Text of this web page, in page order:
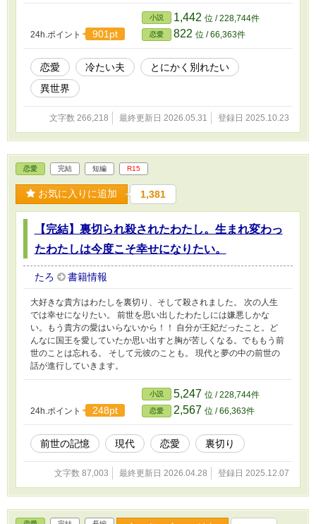
しに耐えていた。 そして、卒業を控え「離縁して欲しい」その言
葉を何度となく夫に告げた。 ✴︎今回は短めの話を投稿していく予定
です。 （作者の時間の都合により）
24h.ポイント 901pt
小説 1,442 位 / 228,744件
恋愛 822 位 / 66,363件
恋愛 冷たい夫
とにかく別れたい
異世界
文字数 266,218 最終更新日 2026.05.31 登録日 2025.10.23
恋愛 完結 短編 R15
お気に入りに追加 1,381
【完結】裏切られ殺されたわたし。生まれ変わっ
たわたしは今度こそ幸せになりたい。
たろ 書籍情報
大好きな貴方はわたしを裏切り、そして殺されました。 次の人生
では幸せになりたい。 前世を思い出したわたしには嫌悪しかな
い。もう貴方の愛はいらないから！！ 自分が王妃だったこと。ど
んなに国王を愛していたか思い出すと胸が苦しくなる。でももう前
世のことは忘れる。 そして元彼のことも。 現代と夢の中の前世の
話が進行していきます。
24h.ポイント 248pt
小説 5,247 位 / 228,744件
恋愛 2,567 位 / 66,363件
前世の記憶 現代 恋愛 裏切り
文字数 87,003 最終更新日 2026.04.28 登録日 2025.12.07